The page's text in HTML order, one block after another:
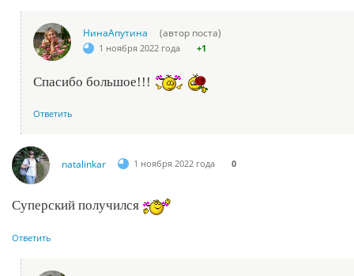
НинаАпутина (автор поста)
1 ноября 2022 года +1
Спасибо большое!!!
Ответить
natalinkar 1 ноября 2022 года 0
Суперский получился
Ответить